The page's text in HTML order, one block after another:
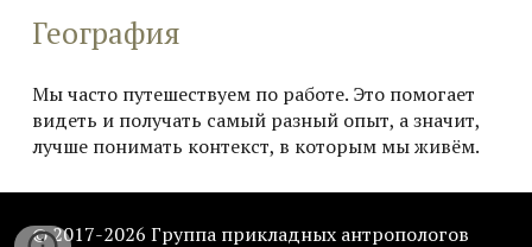
География
Мы часто путешествуем по работе. Это помогает
видеть и получать самый разный опыт, а значит,
лучше понимать контекст, в которым мы живём.
© 2017-2026 Группа прикладных антропологов